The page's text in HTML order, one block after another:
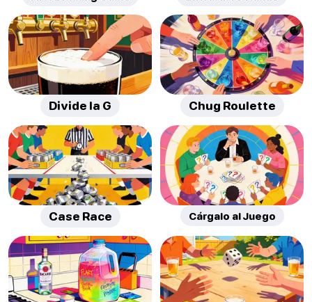
Divide la G Chug Roulette
Case Race Cárgalo al Juego